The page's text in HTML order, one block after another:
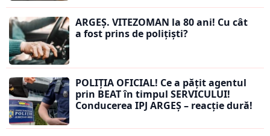
ARGEȘ. VITEZOMAN la 80 ani! Cu cât
a fost prins de polițiști?
POLIȚIA OFICIAL! Ce a pățit agentul
prin BEAT în timpul SERVICULUI!
Conducerea IPJ ARGEȘ – reacție dură!